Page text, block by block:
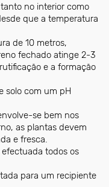
no interior como
que a temperatura
de 10 metros,
fechado atinge 2-3
e a formação
solo com um pH
se bem nos
as plantas devem
e fresca.
todos os
para um recipiente